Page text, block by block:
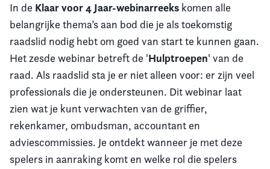
Kennis & Informatie
Vereniging
Contact
In de Klaar voor 4 Jaar-webinarreeks komen alle
belangrijke thema’s aan bod die je als toekomstig
raadslid nodig hebt om goed van start te kunnen gaan.
Het zesde webinar betreft de 'Hulptroepen' van de
raad. Als raadslid sta je er niet alleen voor: er zijn veel
professionals die je ondersteunen. Dit webinar laat
zien wat je kunt verwachten van de griffier,
rekenkamer, ombudsman, accountant en
adviescommissies. Je ontdekt wanneer je met deze
spelers in aanraking komt en welke rol die spelers